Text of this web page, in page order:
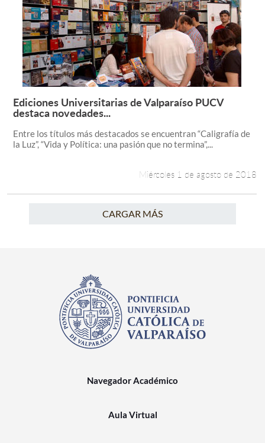
Leer más +
Ediciones Universitarias de Valparaíso PUCV
destaca novedades...
Entre los títulos más destacados se encuentran “Caligrafía de
la Luz”, “Vida y Política: una pasión que no termina”,...
Miércoles 1 de agosto de 2018
CARGAR MÁS
Navegador Académico
Aula Virtual